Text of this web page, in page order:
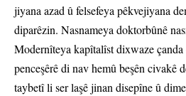
jiyana azad û felsefeya pêkvejiyana
diparêzin. Nasnameya doktorbûnê
Modernîteya kapîtalîst dixwaze
penceşêrê di nav hemû beşên civakê
taybetî li ser laşê jinan disepîne û